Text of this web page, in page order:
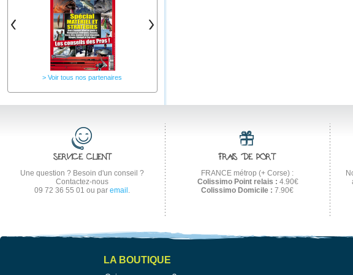
Voir tous nos partenaires
SERVICE CLIENT
Une question ? Besoin d'un conseil ?
Contactez-nous
09 72 36 55 01 ou paremail .
FRAIS DE PORT
FRANCE métrop (+ Corse) :
Colissimo Point relais : 4.90€
Colissimo Domicile : 7.90€
LA BOUTIQUE